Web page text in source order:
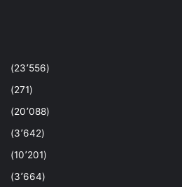
(23٬556)
(271)
(20٬088)
(3٬642)
(10٬201)
(3٬664)